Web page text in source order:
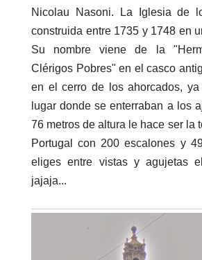
Nicolau Nasoni. La Iglesia de
construida entre 1735 y 1748 en
Su nombre viene de la
Clérigos Pobres" en el casco
en el cerro de los ahorcados,
lugar donde se enterraban a los
76 metros de altura le hace ser la
Portugal con 200 escalones y
eliges entre vistas y agujetas
jajaja...